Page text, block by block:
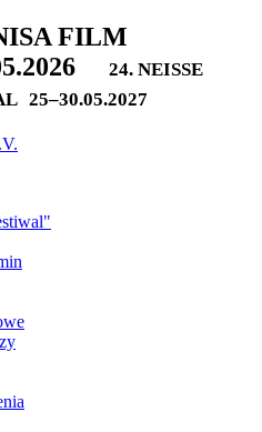
FILM
24. NEISSE
25–30.05.2027